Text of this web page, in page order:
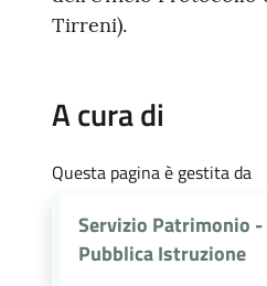
Tirreni).
A cura di
Questa pagina è gestita da
Servizio Patrimonio
Pubblica Istruzione